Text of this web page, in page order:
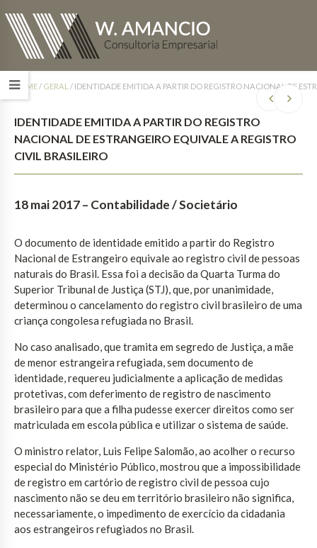
HOME/ GERAL / IDENTIDADE EMITIDA A PARTIR DO REGISTRO NACIONAL DE
IDENTIDADE EMITIDA A PARTIR DO REGISTRO
NACIONAL DE ESTRANGEIRO EQUIVALE A REGISTRO
CIVIL BRASILEIRO
18 mai 2017– Contabilidade / Societário
O documento de identidade emitido a partir do Registro
Nacional de Estrangeiro equivale ao registro civil de pessoas
naturais do Brasil. Essa foi a decisão da Quarta Turma do
Superior Tribunal de Justiça (STJ), que, por unanimidade,
determinou o cancelamento do registro civil brasileiro de uma
criança congolesa refugiada no Brasil.
No caso analisado, que tramita em segredo de Justiça, a mãe
de menor estrangeira refugiada, sem documento de
identidade, requereu judicialmente a aplicação de medidas
protetivas, com deferimento de registro de nascimento
brasileiro para que a filha pudesse exercer direitos como ser
matriculada em escola pública e utilizar o sistema de saúde.
O ministro relator, Luis Felipe Salomão, ao acolher o recurso
especial do Ministério Público, mostrou que a impossibilidade
de registro em cartório de registro civil de pessoa cujo
nascimento não se deu em território brasileiro não significa,
necessariamente, o impedimento de exercício da cidadania
aos estrangeiros refugiados no Brasil.